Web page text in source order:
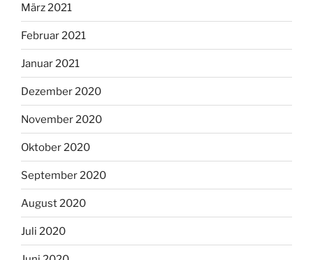
März 2021
Februar 2021
Januar 2021
Dezember 2020
November 2020
Oktober 2020
September 2020
August 2020
Juli 2020